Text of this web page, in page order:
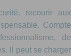
recourir aux
Compte
de
Il peut se charger